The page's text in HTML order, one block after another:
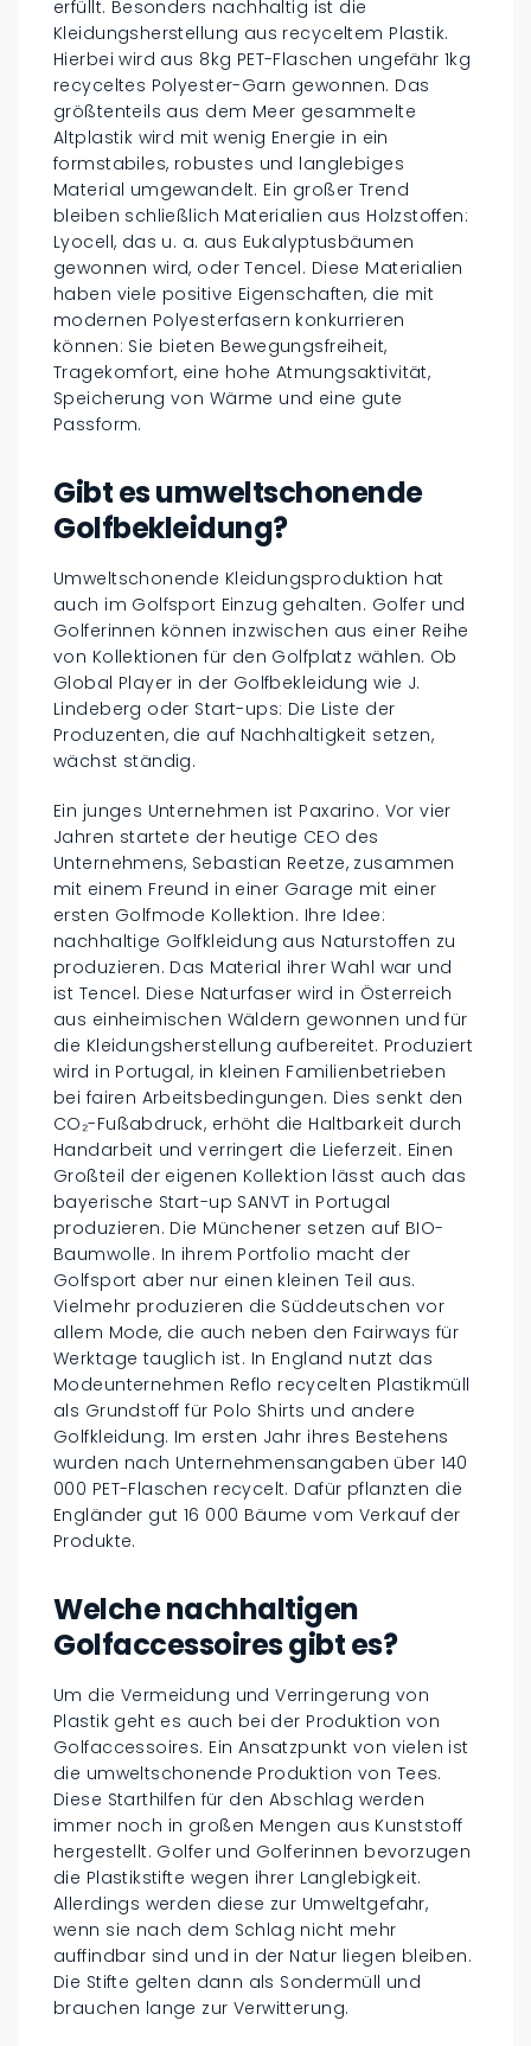
erfüllt. Besonders nachhaltig ist die
Kleidungsherstellung aus recyceltem Plastik.
Hierbei wird aus 8kg PET-Flaschen ungefähr 1kg
recyceltes Polyester-Garn gewonnen. Das
größtenteils aus dem Meer gesammelte
Altplastik wird mit wenig Energie in ein
formstabiles, robustes und langlebiges
Material umgewandelt. Ein großer Trend
bleiben schließlich Materialien aus Holzstoffen:
Lyocell, das u. a. aus Eukalyptusbäumen
gewonnen wird, oder Tencel. Diese Materialien
haben viele positive Eigenschaften, die mit
modernen Polyesterfasern konkurrieren
können: Sie bieten Bewegungsfreiheit,
Tragekomfort, eine hohe Atmungsaktivität,
Speicherung von Wärme und eine gute
Passform.
Gibt es umweltschonende
Golfbekleidung?
Umweltschonende Kleidungsproduktion hat
auch im Golfsport Einzug gehalten. Golfer und
Golferinnen können inzwischen aus einer Reihe
von Kollektionen für den Golfplatz wählen. Ob
Global Player in der Golfbekleidung wie J.
Lindeberg oder Start-ups: Die Liste der
Produzenten, die auf Nachhaltigkeit setzen,
wächst ständig.
Ein junges Unternehmen ist Paxarino. Vor vier
Jahren startete der heutige CEO des
Unternehmens, Sebastian Reetze, zusammen
mit einem Freund in einer Garage mit einer
ersten Golfmode Kollektion. Ihre Idee:
nachhaltige Golfkleidung aus Naturstoffen zu
produzieren. Das Material ihrer Wahl war und
ist Tencel. Diese Naturfaser wird in Österreich
aus einheimischen Wäldern gewonnen und für
die Kleidungsherstellung aufbereitet. Produziert
wird in Portugal, in kleinen Familienbetrieben
bei fairen Arbeitsbedingungen. Dies senkt den
CO₂-Fußabdruck, erhöht die Haltbarkeit durch
Handarbeit und verringert die Lieferzeit. Einen
Großteil der eigenen Kollektion lässt auch das
bayerische Start-up SANVT in Portugal
produzieren. Die Münchener setzen auf BIO-
Baumwolle. In ihrem Portfolio macht der
Golfsport aber nur einen kleinen Teil aus.
Vielmehr produzieren die Süddeutschen vor
allem Mode, die auch neben den Fairways für
Werktage tauglich ist. In England nutzt das
Modeunternehmen Reflo recycelten Plastikmüll
als Grundstoff für Polo Shirts und andere
Golfkleidung. Im ersten Jahr ihres Bestehens
wurden nach Unternehmensangaben über 140
000 PET-Flaschen recycelt. Dafür pflanzten die
Engländer gut 16 000 Bäume vom Verkauf der
Produkte.
Welche nachhaltigen
Golfaccessoires gibt es?
Um die Vermeidung und Verringerung von
Plastik geht es auch bei der Produktion von
Golfaccessoires. Ein Ansatzpunkt von vielen ist
die umweltschonende Produktion von Tees.
Diese Starthilfen für den Abschlag werden
immer noch in großen Mengen aus Kunststoff
hergestellt. Golfer und Golferinnen bevorzugen
die Plastikstifte wegen ihrer Langlebigkeit.
Allerdings werden diese zur Umweltgefahr,
wenn sie nach dem Schlag nicht mehr
auffindbar sind und in der Natur liegen bleiben.
Die Stifte gelten dann als Sondermüll und
brauchen lange zur Verwitterung.